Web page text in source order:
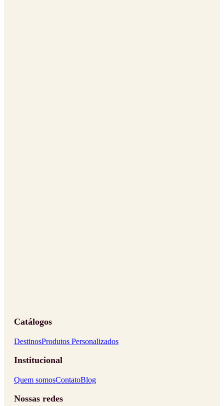
Catálogos
DestinosProdutos Personalizados
Institucional
Quem somosContatoBlog
Nossas redes